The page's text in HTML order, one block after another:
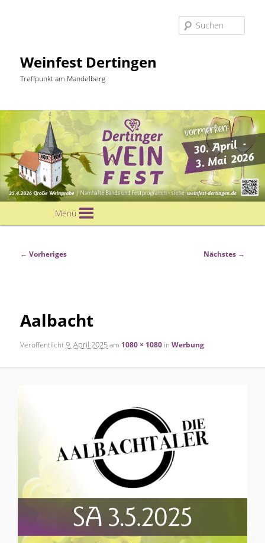
Weinfest Dertingen
Treffpunkt am Mandelberg
primären
springen
Menü
Bilder-
← Vorheriges Nächstes →
Aalbacht
Veröffentlicht9. April 2025am 1080 × 1080 inWerbung